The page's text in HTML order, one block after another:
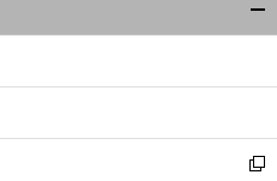
ィ
ン
ウ
開
く
新